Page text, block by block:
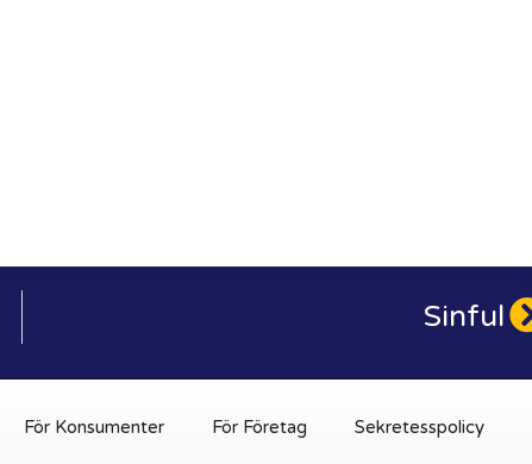
Sinful
För Konsumenter För Företag Sekretesspolicy